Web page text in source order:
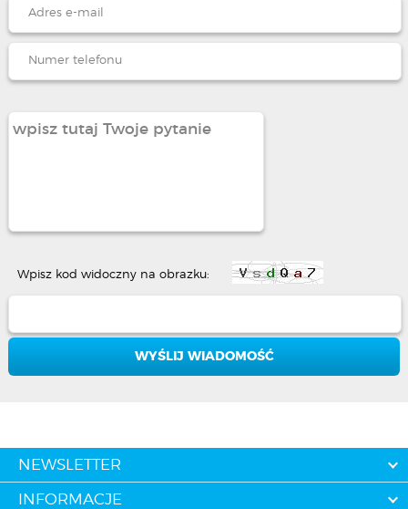
Wpisz kod widoczny na obrazku:
NEWSLETTER
INFORMACJE